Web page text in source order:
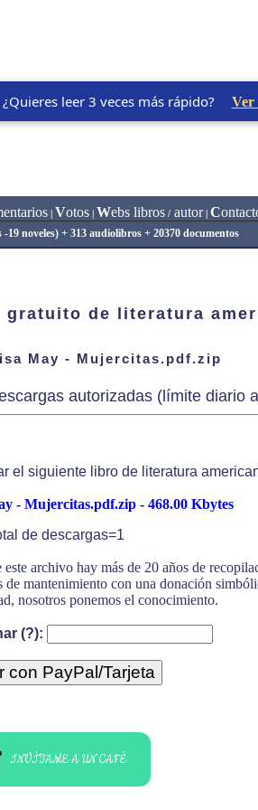
¿Quieres leer 3 veces más rápido? Ver
| Votos| Webs libros/autor| C
19 noveles) + 313 audiolibros + 20370 documentos
gratuito de literatura
May - Mujercitas.pdf.zip
autorizadas (límite diario
el siguiente libro de literatura
- Mujercitas.pdf.zip - 468.00 Kbytes
de descargas=1
este archivo hay más de 20 años de
de mantenimiento con una donación
nosotros ponemos el conocimiento.
(?):
INVÍTAME A UN CAFÉ